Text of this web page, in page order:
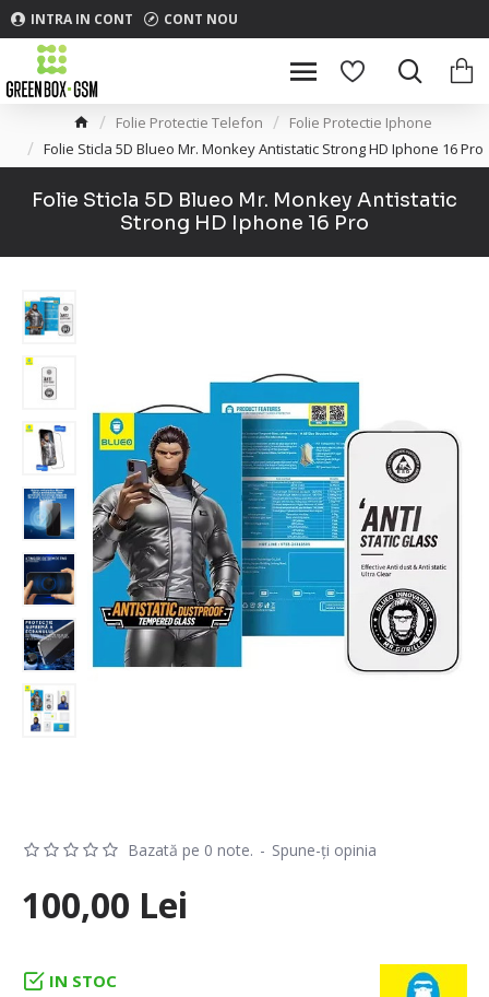
INTRA IN CONT CONT NOU
Folie Protectie Telefon
Folie Protectie Iphone
Folie Sticla 5D Blueo Mr. Monkey Antistatic Strong HD Iphone 16 Pro
Folie Sticla 5D Blueo Mr. Monkey Antistatic
Strong HD Iphone 16 Pro
IN STOC
Bazată pe 0 note. - Spune-ţi opinia
100,00 Lei